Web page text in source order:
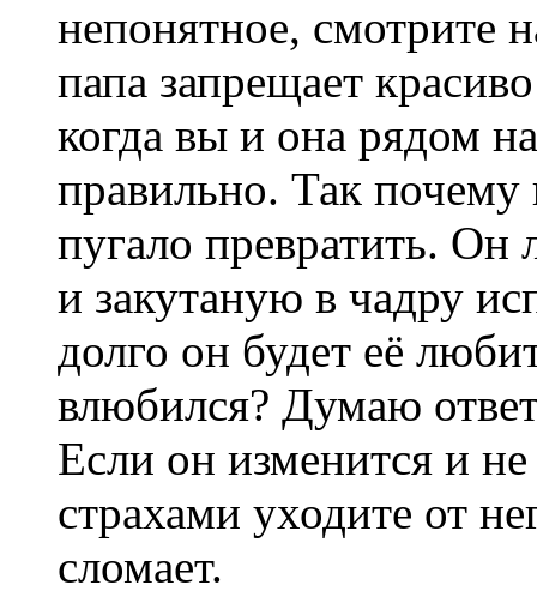
непонятное, смотрите
папа запрещает
когда вы и она рядом
правильно. Так
пугало превратить.
и закутаную в чадру
долго он будет её
влюбился? Думаю
Если он изменится и
страхами уходите от
сломает.